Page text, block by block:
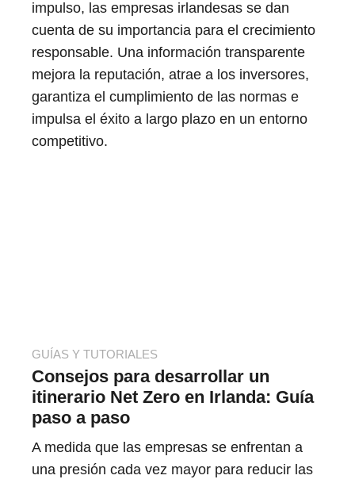
impulso, las empresas irlandesas se dan
cuenta de su importancia para el crecimiento
responsable. Una información transparente
mejora la reputación, atrae a los inversores,
garantiza el cumplimiento de las normas e
impulsa el éxito a largo plazo en un entorno
competitivo.
GUÍAS Y TUTORIALES
Consejos para desarrollar un
itinerario Net Zero en Irlanda: Guía
paso a paso
A medida que las empresas se enfrentan a
una presión cada vez mayor para reducir las